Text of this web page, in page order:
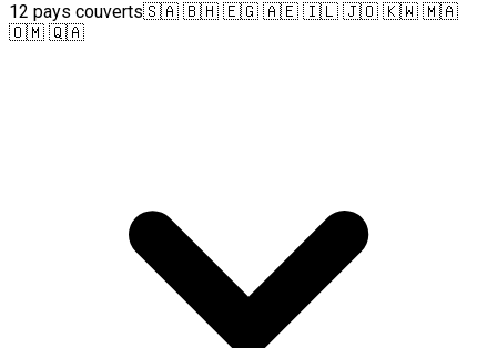
12 pays couverts🇸🇦 🇧🇭 🇪🇬 🇦🇪 🇮🇱 🇯🇴 🇰🇼 🇲🇦
🇴🇲 🇶🇦